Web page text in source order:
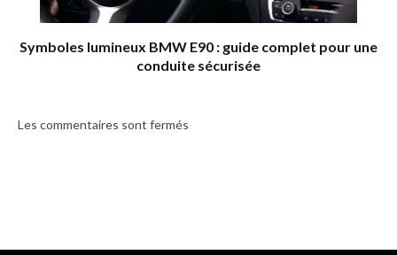
Symboles lumineux BMW E90 : guide complet pour une
conduite sécurisée
Les commentaires sont fermés